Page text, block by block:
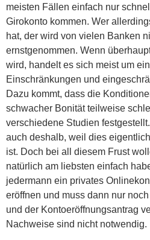
meisten Fällen einfach nur
Girokonto kommen. Wer
hat, der wird von vielen Banken
ernstgenommen. Wenn
wird, handelt es sich meist um
Einschränkungen und
Dazu kommt, dass die
schwacher Bonität teilweise
verschiedene Studien
auch deshalb, weil dies
ist. Doch bei all diesem Frust
natürlich am liebsten einfach
jedermann ein privates
eröffnen und muss dann nur
und der Kontoeröffnungsantrag
Nachweise sind nicht notwendig.